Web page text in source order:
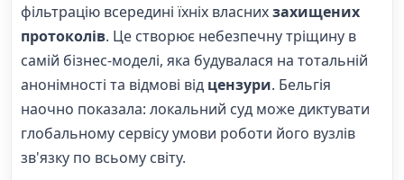
фільтрацію всередині їхніх власнихзахищених
протоколів. Це створює небезпечну тріщину в
самій бізнес-моделі, яка будувалася на тотальній
анонімності та відмові від цензури. Бельгія
наочно показала: локальний суд може диктувати
глобальному сервісу умови роботи його вузлів
зв'язку по всьому світу.